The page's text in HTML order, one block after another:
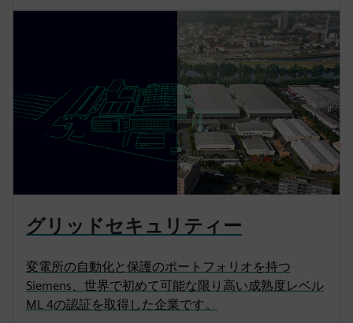
グリッドセキュリティー
変電所の自動化と保護のポートフォリオを持つ
Siemens、世界で初めて可能な限り高い成熟度レベル
ML 4の認証を取得した企業です。